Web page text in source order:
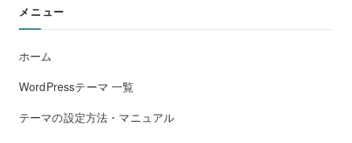
メニュー
ホーム
WordPressテーマ 一覧
テーマの設定方法・マニュアル